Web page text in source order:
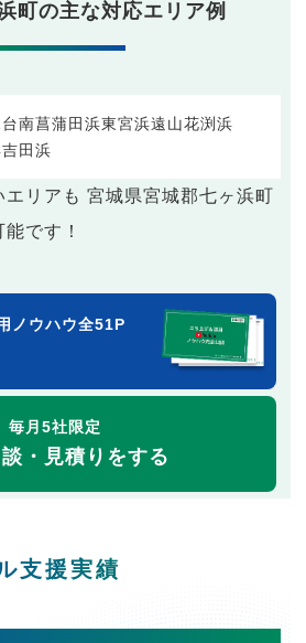
町の主な対応エリア例
南菖蒲田浜東宮浜遠山花渕浜
吉田浜
エリアも 宮城県宮城郡七ヶ浜町
です！
ノウハウ全51P
毎月5社限定
・見積りをする
支援実績